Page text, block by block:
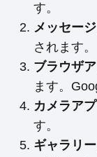
す。
メッセー
されます。
ブラウザ
ます。
カメラア
す。
ギャラリ